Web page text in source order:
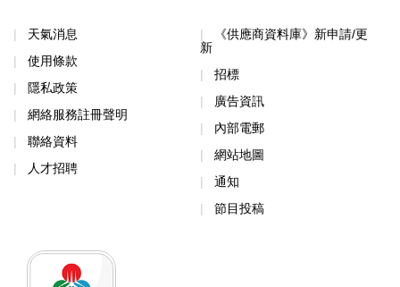
天氣消息
使用條款
隱私政策
網絡服務註冊聲明
聯絡資料
人才招聘
《供應商資料庫》新申請/更
新
招標
廣告資訊
內部電郵
網站地圖
通知
節目投稿